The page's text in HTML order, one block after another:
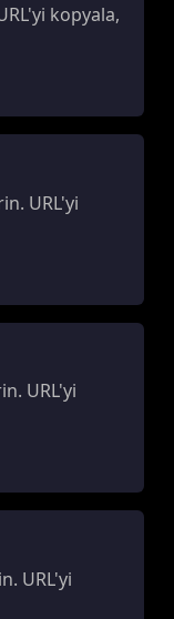
kopyala,
URL'yi
URL'yi
URL'yi